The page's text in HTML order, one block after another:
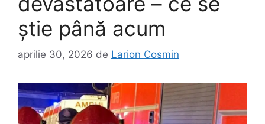
știe până acum
aprilie 30, 2026 de Larion Cosmin